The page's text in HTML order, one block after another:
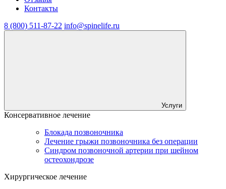
Контакты
8 (800) 511-87-22 info@spinelife.ru
Услуги
Консервативное лечение
Блокада позвоночника
Лечение грыжи позвоночника без операции
Синдром позвоночной артерии при шейном
остеохондрозе
Хирургическое лечение